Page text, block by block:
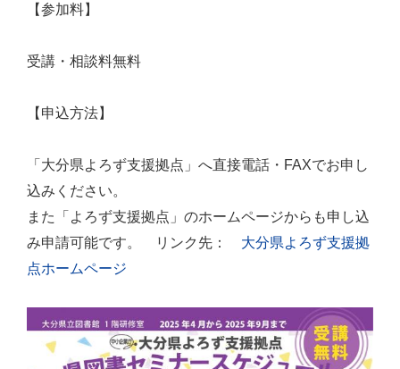
【参加料】
受講・相談料無料
【申込方法】
「大分県よろず支援拠点」へ直接電話・FAXでお申し
込みください。
また「よろず支援拠点」のホームページからも申し込
み申請可能です。 リンク先： 大分県よろず支援拠
点ホームページ